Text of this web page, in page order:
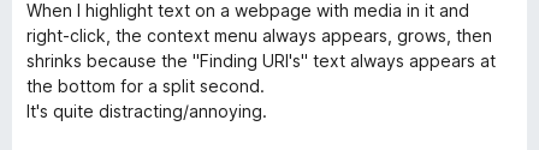
u
r
5
é
4
s
u
r
When I highlight text on a webpage with media in it and
right-click, the context menu always appears, grows, then
shrinks because the "Finding URI's" text always appears at
the bottom for a split second.
It's quite distracting/annoying.